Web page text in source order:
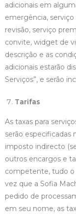
adicionais em
emergência,
revisão, serviço
convite, widget de
descrição e as
adicionais estarão
Serviços”, e serão
Tarifas
As taxas para
serão especificadas
imposto indirecto
outros encargos e
competente, tudo o
vez que a Sofia
pedido de
em seu nome, as